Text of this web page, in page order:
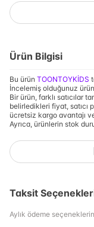
Ürün Bilgisi
Bu ürün TOONTOYKİDS
İncelemiş olduğunuz
Bir ürün, farklı satıcılar
belirledikleri fiyat, satıcı
ücretsiz kargo avantajı
Ayrıca, ürünlerin stok
Taksit
Aylık ödeme